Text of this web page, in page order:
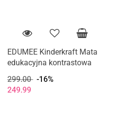
EDUMEE Kinderkraft Mata
edukacyjna kontrastowa
299.00 -16%
249.99